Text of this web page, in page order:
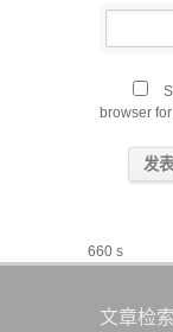
browser
660 s
文章检索